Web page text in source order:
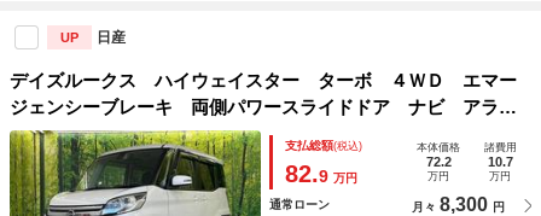
UP 日産
デイズルークス ハイウェイスター ターボ ４ＷＤ エマー
ジェンシーブレーキ 両側パワースライドドア ナビ アラウ
ンドビューモニター 禁煙車 スマートキー オートエアコ
ン ＨＩＤヘッドライト フロントフォグ シートヒーター
電動格納ミラー
支払総額(税込)
82.9 万円
本体価格
72.2
万円
諸費用
10.7
万円
通常ローン 月々 8,300 円